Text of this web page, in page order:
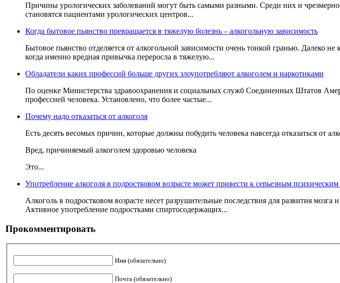
Причины урологических заболеваний могут быть самыми разными. Среди них и
становятся пациентами урологических центров...
Когда бытовое пьянство превращается в тяжелую болезнь – алкогольную зависимость
Бытовое пьянство отделяется от алкогольной зависимости очень тонкой гранью. Далеко
когда именно вредная привычка переросла в тяжелую...
Обладатели каких профессий больше других злоупотребляют алкоголем и наркотиками
По оценке Министерства здравоохранения и социальных служб Соединенных Штатов
профессией человека. Установлено, что более частые...
Почему надо отказаться от алкоголя
Есть десять весомых причин, которые должны побудить человека навсегда отказаться от
Вред, причиняемый алкоголем здоровью человека
Это...
Употребление алкоголя в подростковом возрасте может привести к серьезным психическим
Алкоголь в подростковом возрасте несет разрушительные последствия для развития
Активное употребление подростками спиртосодержащих...
Прокомментировать
Имя (обязательно)
Почта (обязательно)